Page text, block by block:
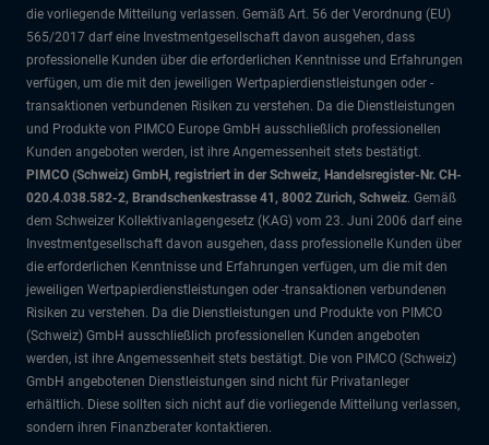
die vorliegende Mitteilung verlassen. Gemäß Art. 56 der Verordnung (EU)
565/2017 darf eine Investmentgesellschaft davon ausgehen, dass
professionelle Kunden über die erforderlichen Kenntnisse und Erfahrungen
verfügen, um die mit den jeweiligen Wertpapierdienstleistungen oder -
transaktionen verbundenen Risiken zu verstehen. Da die Dienstleistungen
und Produkte von PIMCO Europe GmbH ausschließlich professionellen
Kunden angeboten werden, ist ihre Angemessenheit stets bestätigt.
PIMCO (Schweiz) GmbH, registriert in der Schweiz, Handelsregister-Nr. CH-
020.4.038.582-2, Brandschenkestrasse 41, 8002 Zürich, Schweiz. Gemäß
dem Schweizer Kollektivanlagengesetz (KAG) vom 23. Juni 2006 darf eine
Investmentgesellschaft davon ausgehen, dass professionelle Kunden über
die erforderlichen Kenntnisse und Erfahrungen verfügen, um die mit den
jeweiligen Wertpapierdienstleistungen oder -transaktionen verbundenen
Risiken zu verstehen. Da die Dienstleistungen und Produkte von PIMCO
(Schweiz) GmbH ausschließlich professionellen Kunden angeboten
werden, ist ihre Angemessenheit stets bestätigt. Die von PIMCO (Schweiz)
GmbH angebotenen Dienstleistungen sind nicht für Privatanleger
erhältlich. Diese sollten sich nicht auf die vorliegende Mitteilung verlassen,
sondern ihren Finanzberater kontaktieren.